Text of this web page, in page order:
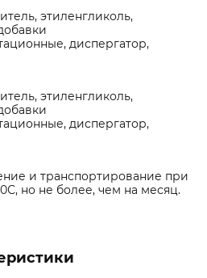
этиленгликоль,
диспергатор,
этиленгликоль,
диспергатор,
и транспортирование при
но не более, чем на месяц.